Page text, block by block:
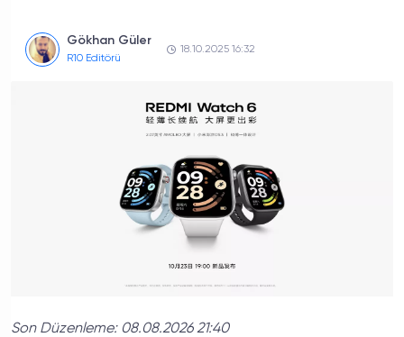
Gökhan Güler
R10 Editörü
18.10.2025 16:32
Son Düzenleme: 08.08.2026 21:40